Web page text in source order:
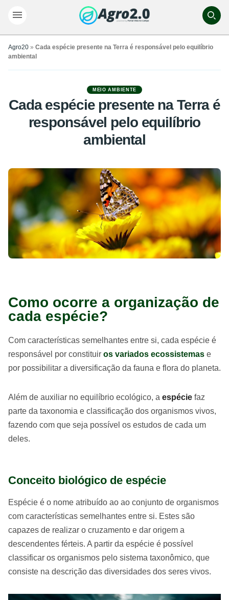
Agro20 » Cada espécie presente na Terra é responsável pelo equilíbrio
ambiental
MEIO AMBIENTE
Cada espécie presente na Terra é
responsável pelo equilíbrio
ambiental
Como ocorre a organização de
cada espécie?
Com características semelhantes entre si, cada espécie é
responsável por constituir os variados ecossistemas e
por possibilitar a diversificação da fauna e flora do planeta.
Além de auxiliar no equilíbrio ecológico, a espécie faz
parte da taxonomia e classificação dos organismos vivos,
fazendo com que seja possível os estudos de cada um
deles.
Conceito biológico de espécie
Espécie é o nome atribuído ao ao conjunto de organismos
com características semelhantes entre si. Estes são
capazes de realizar o cruzamento e dar origem a
descendentes férteis. A partir da espécie é possível
classificar os organismos pelo sistema taxonômico, que
consiste na descrição das diversidades dos seres vivos.